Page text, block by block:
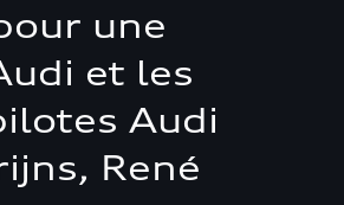
une
et les
Audi
René